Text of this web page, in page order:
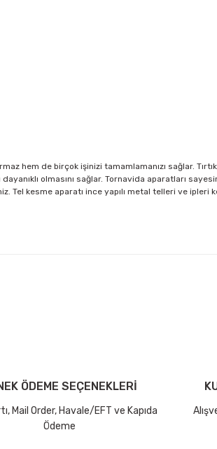
hem de birçok işinizi tamamlamanızı sağlar.
olmasını sağlar. Tornavida aparatları
kesme aparatı ince yapılı metal telleri ve ipleri
ÖDEME SEÇENEKLERİ
Mail Order, Havale/EFT ve Kapıda
Ödeme